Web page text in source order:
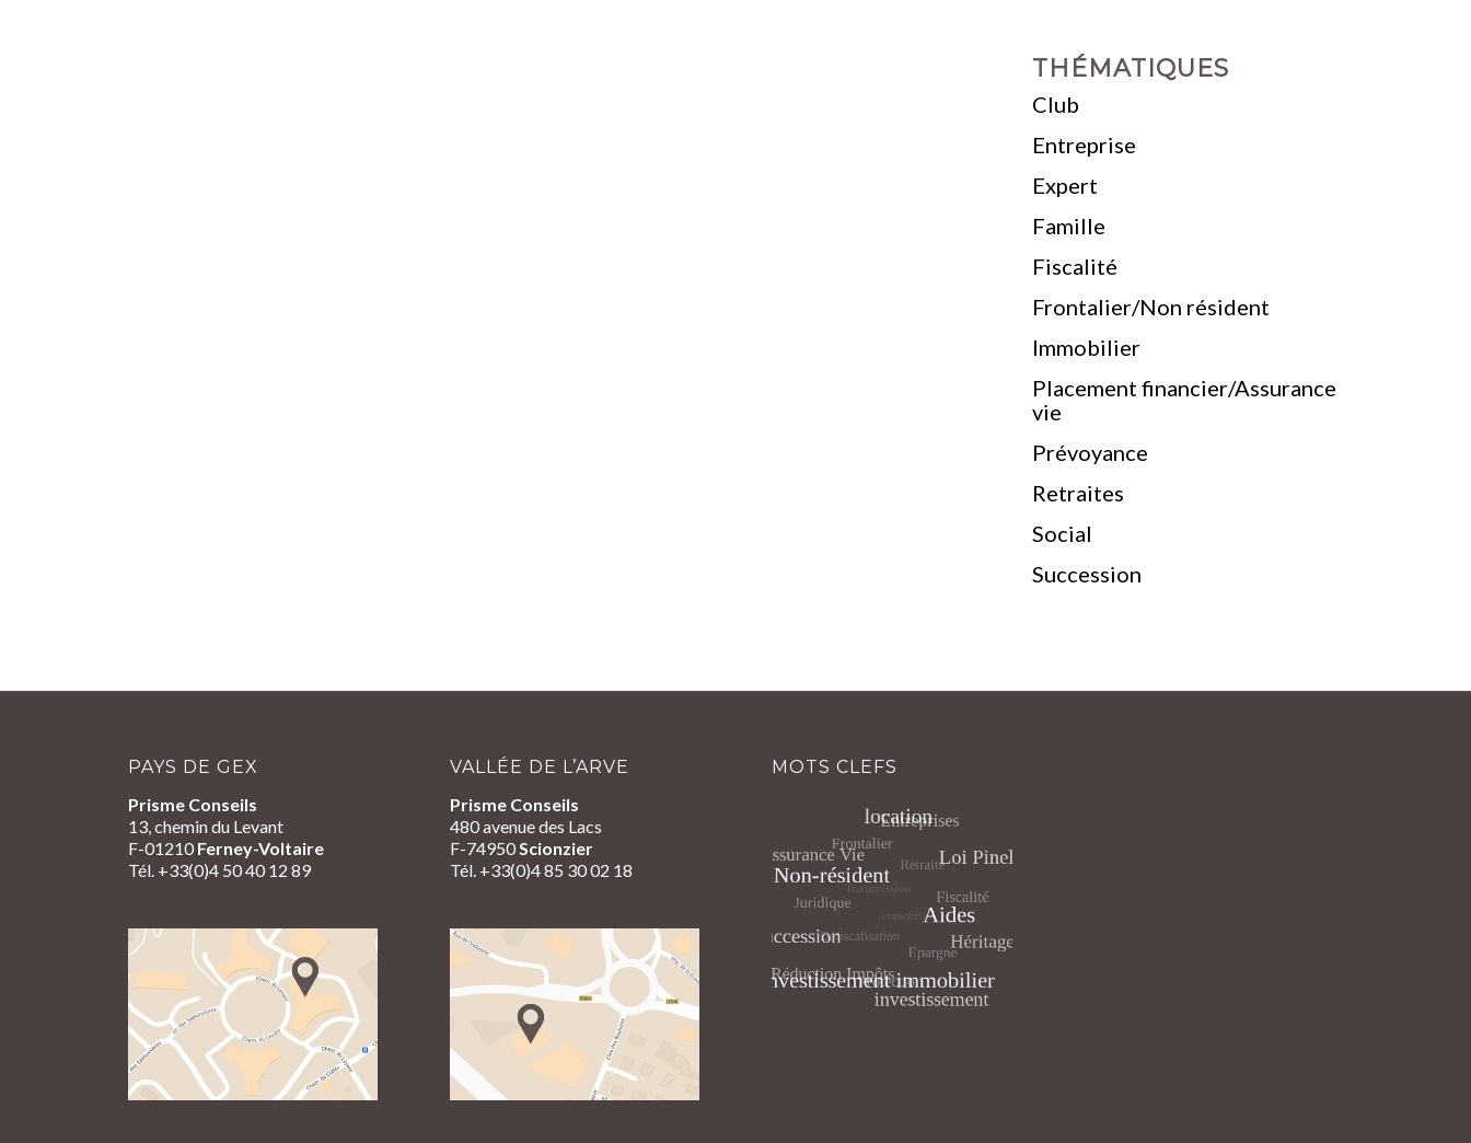
THÉMATIQUES
Club
Entreprise
Expert
Famille
Fiscalité
Frontalier/Non résident
Immobilier
Placement financier/Assurance
vie
Prévoyance
Retraites
Social
Succession
PAYS DE GEX
Prisme Conseils
13, chemin du Levant
F-01210 Ferney-Voltaire
Tél. +33(0)4 50 40 12 89
VALLÉE DE L’ARVE
Prisme Conseils
480 avenue des Lacs
F-74950 Scionzier
Tél. +33(0)4 85 30 02 18
MOTS CLEFS